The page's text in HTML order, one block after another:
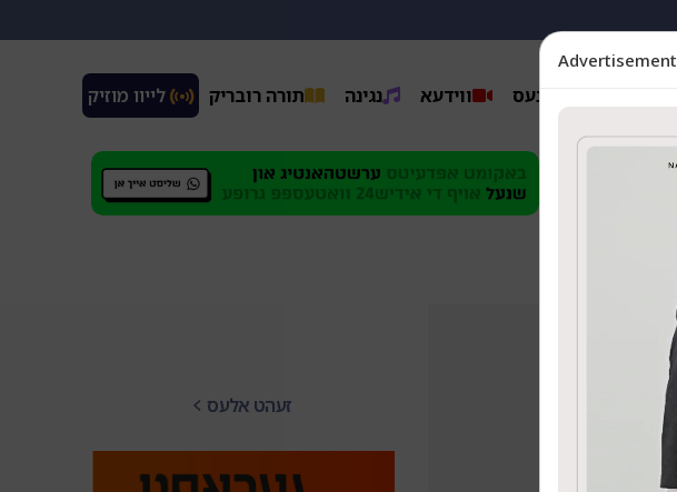
ביזנעס ווידעא נגינה תורה רובריק לייוו מוזיק
זעהט אלעס
Advertisement